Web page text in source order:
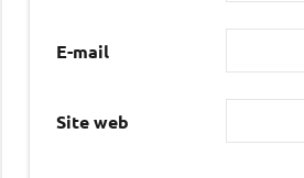
E-mail
Site web